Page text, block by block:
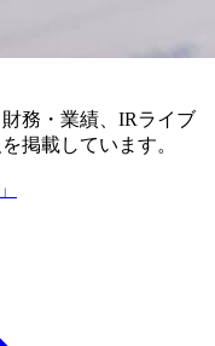
務・業績、IRライブ
掲載しています。